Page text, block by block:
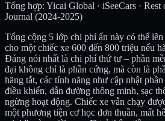
Tổng hợp: Yicai Global · iSeeCars · Rest
Journal (2024-2025)
Tổng cộng 5 lớp chi phí ẩn này có thể
cho một chiếc xe 600 đến 800 triệu nếu
Đáng nói nhất là chi phí thứ tư – phần
đại không chỉ là phần cứng, mà còn là
hãng tắt, các tính năng như cập nhật
điều khiển, dẫn đường thông minh, sạc
ngừng hoạt động. Chiếc xe vẫn chạy
một phương tiện cơ học đơn thuần, mất